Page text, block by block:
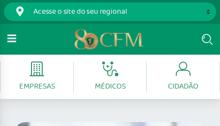
EMPRESAS MÉDICOS CIDADÃO